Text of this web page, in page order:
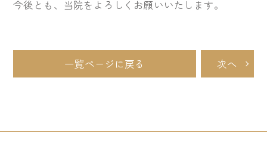
今後とも、当院をよろしくお願いいたします。
一覧ページに戻る 次へ